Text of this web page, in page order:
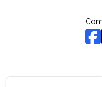
Navegação